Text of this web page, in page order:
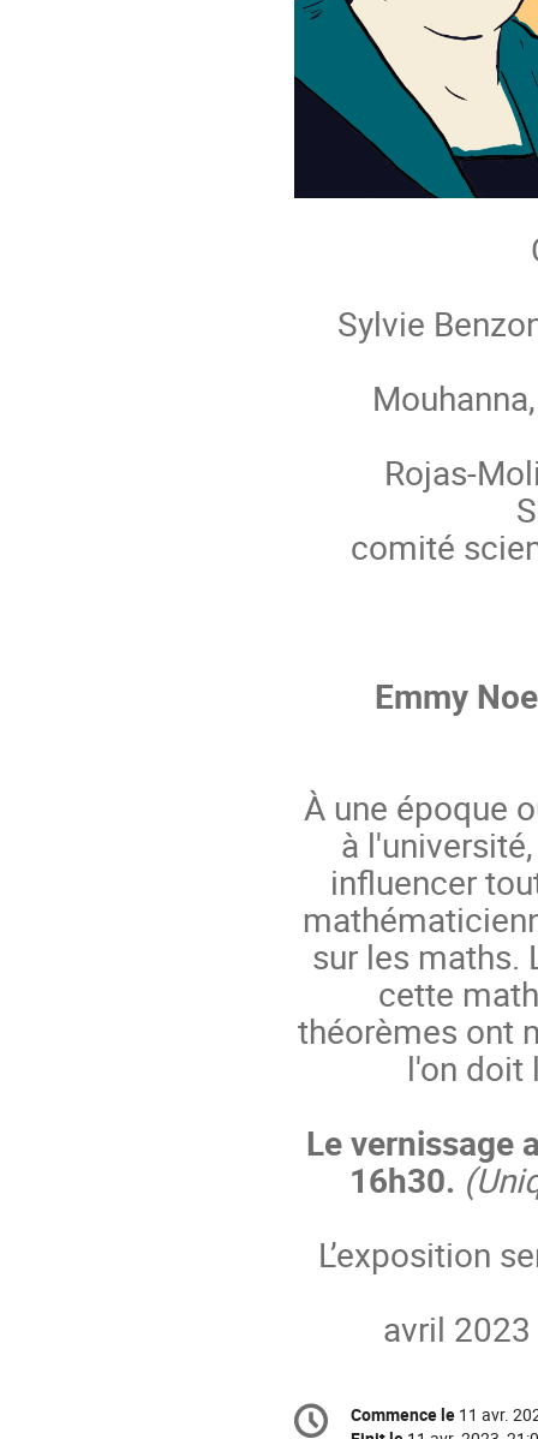
Sylvie
Rojas-
comité
Emmy
À une époque
à
influencer
sur les maths.
cette
théorèmes ont
l'on doit
Le vernissage
16h30.
L’exposition
avril
Information
de
Date/Heure
Commence le 11 avr.